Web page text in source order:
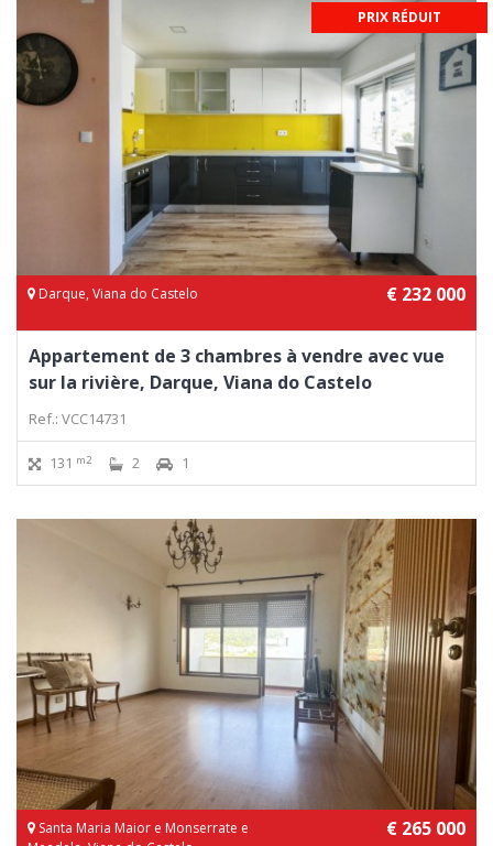
PRIX RÉDUIT
Darque, Viana do Castelo € 232 000
Appartement de 3 chambres à vendre avec vue
sur la rivière, Darque, Viana do Castelo
Ref.: VCC14731
131 m2 2 1
Santa Maria Maior e Monserrate e
€ 265 000